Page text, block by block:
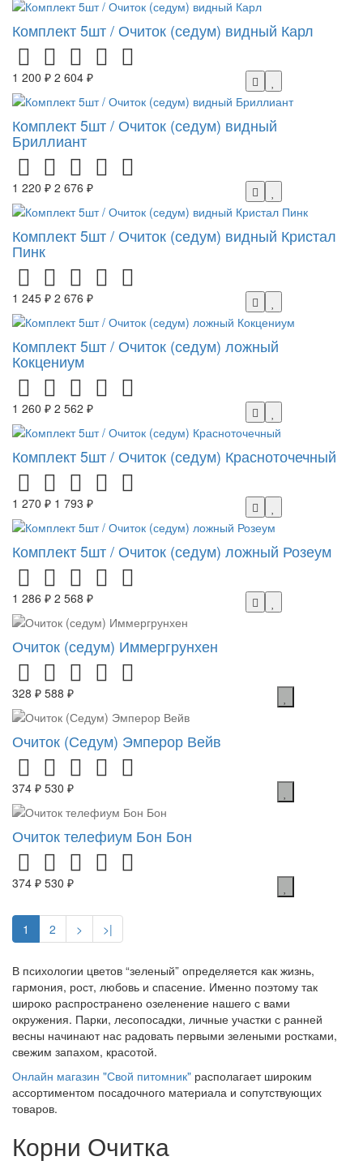
Комплект 5шт / Очиток (седум) видный Карл
1 200 ₽ 2 604 ₽
Комплект 5шт / Очиток (седум) видный
Бриллиант
1 220 ₽ 2 676 ₽
Комплект 5шт / Очиток (седум) видный Кристал
Пинк
1 245 ₽ 2 676 ₽
Комплект 5шт / Очиток (седум) ложный
Кокцениум
1 260 ₽ 2 562 ₽
Комплект 5шт / Очиток (седум) Красноточечный
1 270 ₽ 1 793 ₽
Комплект 5шт / Очиток (седум) ложный Розеум
1 286 ₽ 2 568 ₽
Очиток (седум) Иммергрунхен
328 ₽ 588 ₽
Очиток (Седум) Эмперор Вейв
374 ₽ 530 ₽
Очиток телефиум Бон Бон
374 ₽ 530 ₽
1 2 > >|
В психологии цветов “зеленый” определяется как жизнь,
гармония, рост, любовь и спасение. Именно поэтому так
широко распространено озеленение нашего с вами
окружения. Парки, лесопосадки, личные участки с ранней
весны начинают нас радовать первыми зелеными ростками,
свежим запахом, красотой.
Онлайн магазин "Свой питомник" располагает широким
ассортиментом посадочного материала и сопутствующих
товаров.
Корни Очитка